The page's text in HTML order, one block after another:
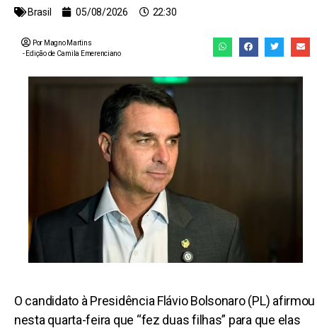
Brasil 05/08/2026 22:30
Por Magno Martins
- Edição de Camila Emerenciano
O candidato à Presidência Flávio Bolsonaro (PL) afirmou
nesta quarta-feira que “fez duas filhas” para que elas